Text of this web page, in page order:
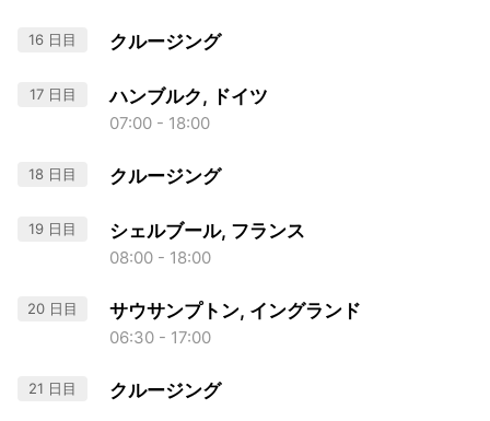
16 日目 クルージング
17 日目 ハンブルク, ドイツ
07:00 - 18:00
18 日目 クルージング
19 日目 シェルブール, フランス
08:00 - 18:00
20 日目 サウサンプトン, イングランド
06:30 - 17:00
21 日目 クルージング